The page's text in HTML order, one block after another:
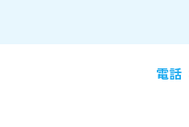
電話